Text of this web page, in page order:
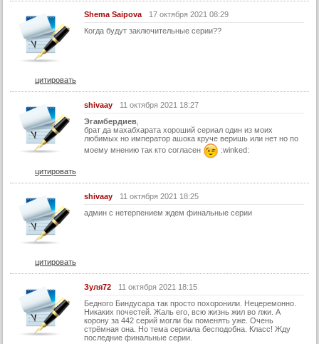
58 серия
59 серия
61 серия
62 серия
63 серия
64 серия
65 серия
67 серия
68 серия
71 серия
72 серия
73 серия
Shema Saipova
17 октября 2021 08:29
Когда будут заключительные серии??
цитировать
shivaay
11 октября 2021 18:27
Эгамбердиев
брат да махабхарата хороший сериал один из моих
любимых но император ашока круче веришь или нет но по
моему мнению так кто согласен
:winked:
цитировать
shivaay
11 октября 2021 18:25
админ с нетерпением ждем финальные серии
цитировать
Зуля72
11 октября 2021 18:15
Бедного Биндусара так просто похоронили. Нецеремонно.
Никаких почестей. Жаль его, всю жизнь жил во лжи. А
корону за 442 серий могли бы поменять уже. Очень
стрёмная она. Но тема сериала бесподобна. Класс! Жду
последние финальные серии.